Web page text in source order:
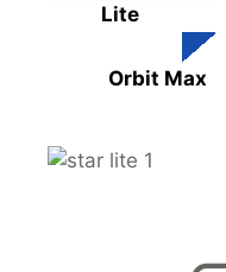
Lite
Orbit Max